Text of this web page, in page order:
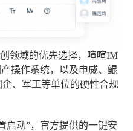
领域的优先选择，喧喧IM
操作系统，以及申威、鲲
、军工等单位的硬性合规
启动”，官方提供的一键安